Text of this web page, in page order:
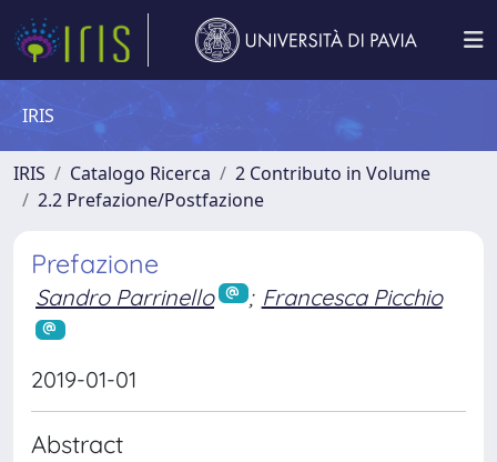
IRIS
IRIS Catalogo Ricerca
2 Contributo in Volume
2.2 Prefazione/Postfazione
Prefazione
Sandro Parrinello ; Francesca Picchio
2019-01-01
Abstract